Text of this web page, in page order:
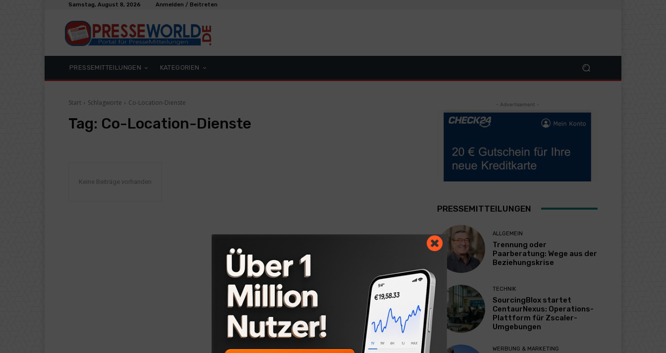
Samstag, August 8, 2026 Anmelden / Beitreten
PRESSEMITTEILUNGEN KATEGORIEN
Start Schlagworte Co-Location-Dienste
Tag: Co-Location-Dienste
Keine Beiträge vorhanden
- Advertisement -
PRESSEMITTEILUNGEN
ALLGEMEIN
Trennung oder
Paarberatung: Wege aus der
Beziehungskrise
TECHNIK
SourcingBlox startet
CentaurNexus: Operations-
Plattform für Zscaler-
Umgebungen
WERBUNG & MARKETING